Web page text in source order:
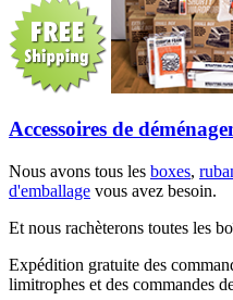
Accessoires de
Nous avons tous les boxes,
d'emballage vous avez besoin.
Et nous rachèterons toutes les
Expédition gratuite des
limitrophes et des commandes